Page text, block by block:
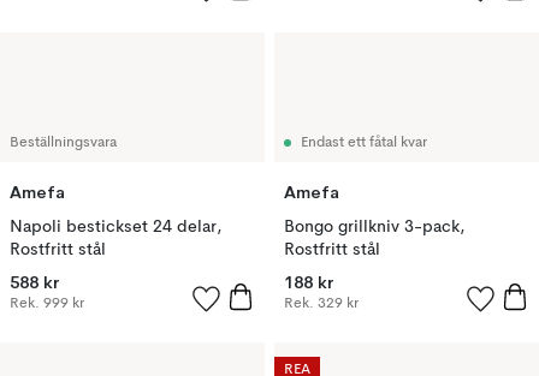
Beställningsvara
Amefa
Napoli bestickset 24 delar,
Rostfritt stål
588 kr
Rek. 999 kr
Endast ett fåtal kvar
Amefa
Bongo grillkniv 3-pack,
Rostfritt stål
188 kr
Rek. 329 kr
REA